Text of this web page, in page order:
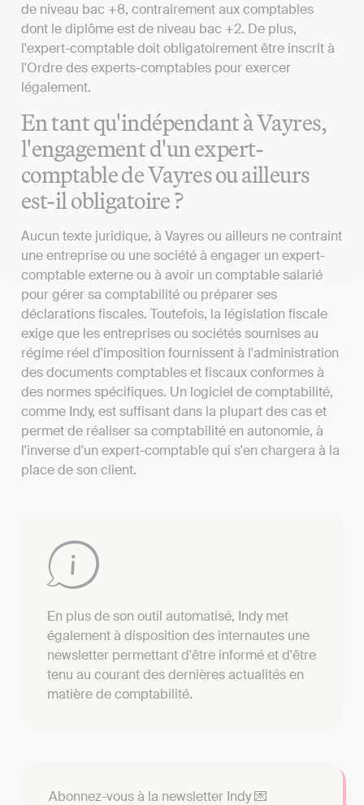
de niveau bac +8, contrairement aux comptables
dont le diplôme est de niveau bac +2. De plus,
l'expert-comptable doit obligatoirement être inscrit à
l'Ordre des experts-comptables pour exercer
légalement.
En tant qu'indépendant à Vayres,
l'engagement d'un expert-
comptable de Vayres ou ailleurs
est-il obligatoire ?
Aucun texte juridique, à Vayres ou ailleurs ne contraint
une entreprise ou une société à engager un expert-
comptable externe ou à avoir un comptable salarié
pour gérer sa comptabilité ou préparer ses
déclarations fiscales. Toutefois, la législation fiscale
exige que les entreprises ou sociétés soumises au
régime réel d'imposition fournissent à l'administration
des documents comptables et fiscaux conformes à
des normes spécifiques. Un logiciel de comptabilité,
comme Indy, est suffisant dans la plupart des cas et
permet de réaliser sa comptabilité en autonomie, à
l'inverse d'un expert-comptable qui s'en chargera à la
place de son client.
En plus de son outil automatisé, Indy met
également à disposition des internautes une
newsletter permettant d'être informé et d'être
tenu au courant des dernières actualités en
matière de comptabilité.
Abonnez-vous à la newsletter Indy 💌